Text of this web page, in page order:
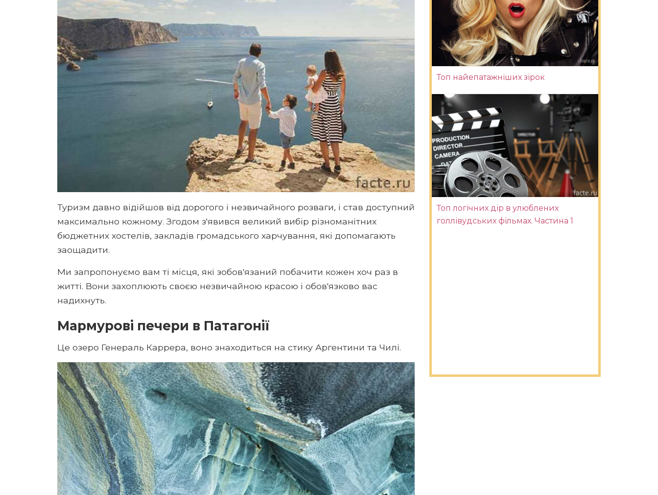
Туризм давно відійшов від дорогого і незвичайного розваги, і став доступний
максимально кожному. Згодом з'явився великий вибір різноманітних
бюджетних хостелів, закладів громадського харчування, які допомагають
заощадити.
Ми запропонуємо вам ті місця, які зобов'язаний побачити кожен хоч раз в
житті. Вони захоплюють своєю незвичайною красою і обов'язково вас
надихнуть.
Мармурові печери в Патагонії
Це озеро Генераль Каррера, воно знаходиться на стику Аргентини та Чилі.
Топ найепатажніших зірок
Топ логічних дір в улюблених
голлівудських фільмах. Частина 1